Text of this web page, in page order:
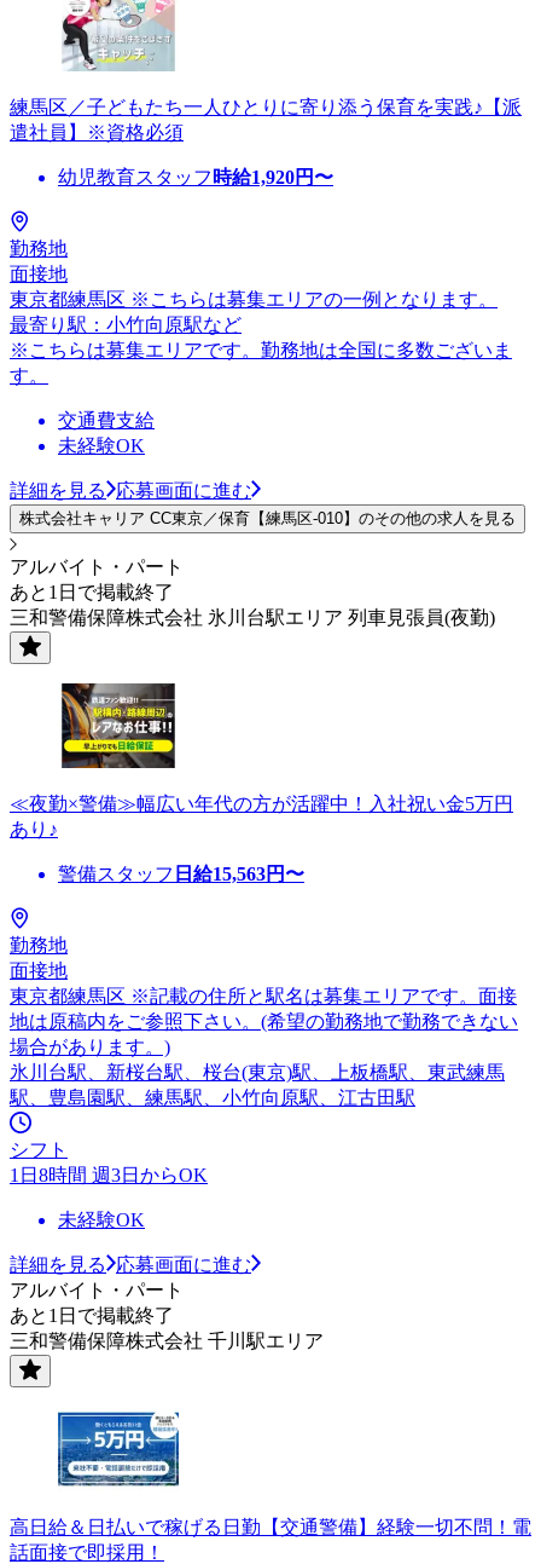
練馬区／子どもたち一人ひとりに寄り添う保育を実践♪【派
遣社員】※資格必須
幼児教育スタッフ 時給1,920円〜
勤務地
面接地
東京都練馬区 ※こちらは募集エリアの一例となります。
最寄り駅：小竹向原駅など
※こちらは募集エリアです。勤務地は全国に多数ございま
す。
交通費支給
未経験OK
詳細を見る 応募画面に進む
株式会社キャリア CC東京／保育【練馬区-010】のその他の求人を見る
アルバイト・パート
あと1日で掲載終了
三和警備保障株式会社 氷川台駅エリア 列車見張員(夜勤)
≪夜勤×警備≫幅広い年代の方が活躍中！入社祝い金5万円
あり♪
警備スタッフ 日給15,563円〜
勤務地
面接地
東京都練馬区 ※記載の住所と駅名は募集エリアです。面接
地は原稿内をご参照下さい。(希望の勤務地で勤務できない
場合があります。)
氷川台駅、新桜台駅、桜台(東京)駅、上板橋駅、東武練馬
駅、豊島園駅、練馬駅、小竹向原駅、江古田駅
シフト
1日8時間 週3日からOK
未経験OK
詳細を見る
応募画面に進む
アルバイト・パート
あと1日で掲載終了
三和警備保障株式会社 千川駅エリア
高日給＆日払いで稼げる日勤【交通警備】経験一切不問！電
話面接で即採用！